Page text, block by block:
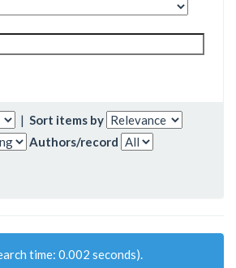
| Sort items by
Authors/record
time: 0.002 seconds).